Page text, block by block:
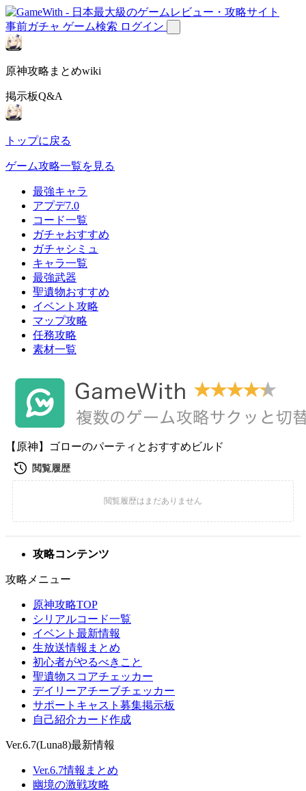
事前ガチャ ゲーム検索 ログイン
原神攻略まとめwiki
掲示板Q&A
トップに戻る
ゲーム攻略一覧を見る
最強キャラ
アプデ7.0
コード一覧
ガチャおすすめ
ガチャシミュ
キャラ一覧
最強武器
聖遺物おすすめ
イベント攻略
マップ攻略
任務攻略
素材一覧
【原神】ゴローのパーティとおすすめビルド
攻略コンテンツ
攻略メニュー
原神攻略TOP
シリアルコード一覧
イベント最新情報
生放送情報まとめ
初心者がやるべきこと
聖遺物スコアチェッカー
デイリーアチーブチェッカー
サポートキャスト募集掲示板
自己紹介カード作成
Ver.6.7(Luna8)最新情報
Ver.6.7情報まとめ
幽境の激戦攻略